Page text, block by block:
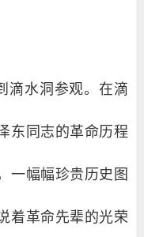
滴水洞参观。在滴
东同志的革命历程
一幅幅珍贵历史图
着革命先辈的光荣